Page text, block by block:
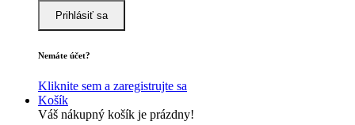
Prihlásiť sa
Nemáte účet?
Kliknite sem a zaregistrujte sa
Košík
Váš nákupný košík je prázdny!